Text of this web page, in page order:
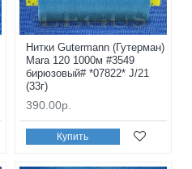
Нитки Gutermann (Гутерман)
Mara 120 1000м #3549
бирюзовый# *07822* J/21
(33г)
390.00р.
Купить